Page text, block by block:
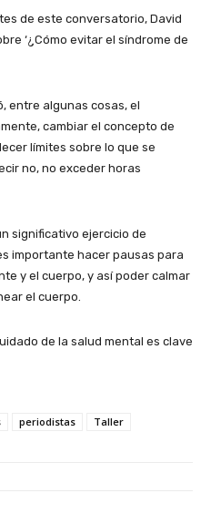
de este conversatorio, David
‘¿Cómo evitar el síndrome de
entre algunas cosas, el
cambiar el concepto de
límites sobre lo que se
no, no exceder horas
significativo ejercicio de
importante hacer pausas para
y el cuerpo, y así poder calmar
el cuerpo.
de la salud mental es clave
periodistas Taller